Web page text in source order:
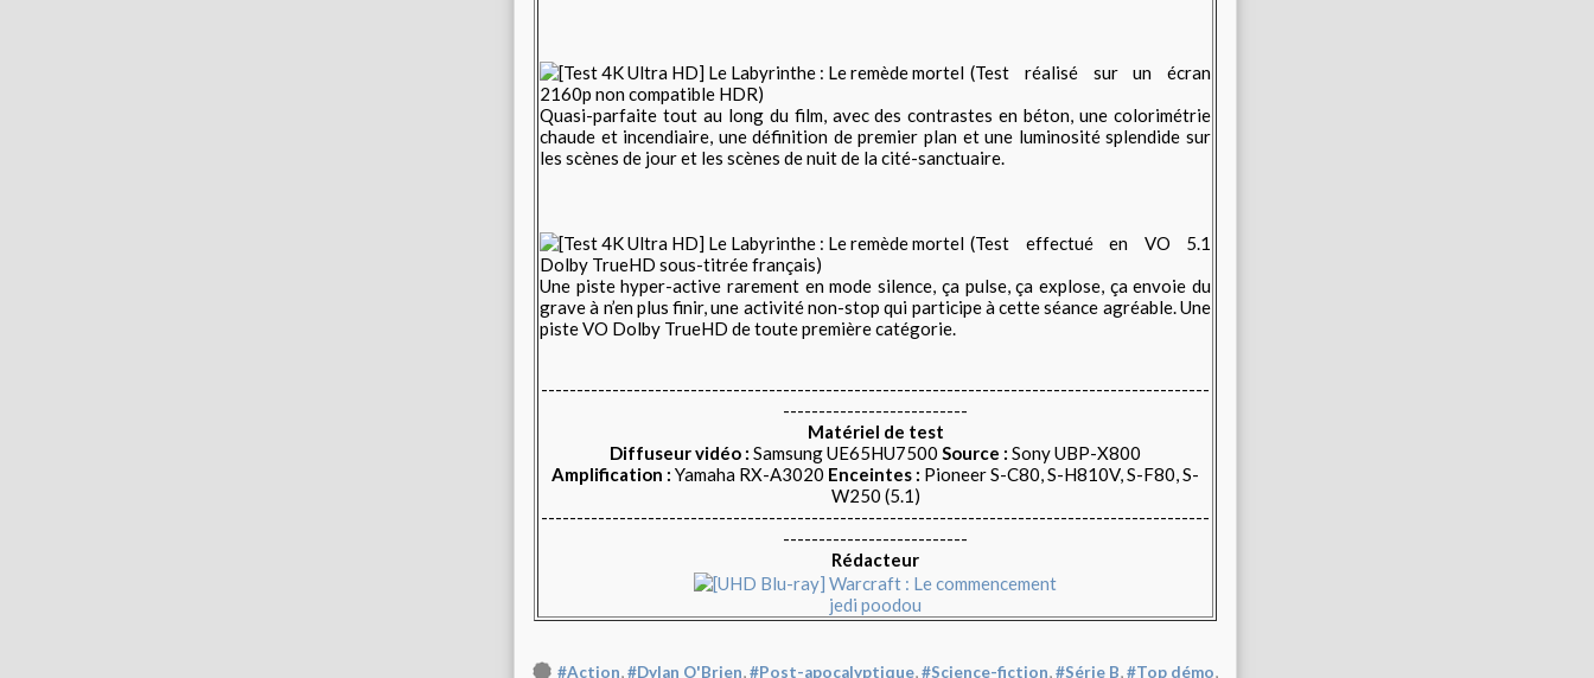
(Test réalisé sur un écran
2160p non compatible HDR)
Quasi-parfaite tout au long du film, avec des contrastes en béton, une colorimétrie
chaude et incendiaire, une définition de premier plan et une luminosité splendide sur
les scènes de jour et les scènes de nuit de la cité-sanctuaire.
(Test effectué en VO 5.1
Dolby TrueHD sous-titrée français)
Une piste hyper-active rarement en mode silence, ça pulse, ça explose, ça envoie du
grave à n’en plus finir, une activité non-stop qui participe à cette séance agréable. Une
piste VO Dolby TrueHD de toute première catégorie.
----------------------------------------------------------------------------------------------
--------------------------
Matériel de test
Diffuseur vidéo : Samsung UE65HU7500 Source : Sony UBP-X800
Amplification : Yamaha RX-A3020 Enceintes : Pioneer S-C80, S-H810V, S-F80, S-
W250 (5.1)
----------------------------------------------------------------------------------------------
--------------------------
Rédacteur
jedi poodou
#Action,#Dylan O'Brien,#Post-apocalyptique,#Science-fiction,#Série B,#Top démo,